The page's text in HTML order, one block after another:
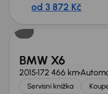
od 3 872 Kč
Zlevněno o 80 000 Kč
BMW X6
2015172 466 km
Servisní knížka